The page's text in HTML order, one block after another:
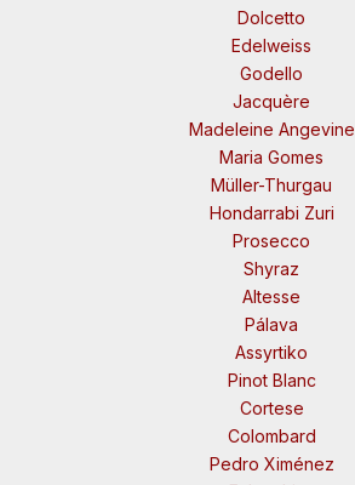
Dolcetto
Edelweiss
Godello
Jacquère
Madeleine Angevine
Maria Gomes
Müller-Thurgau
Hondarrabi Zuri
Prosecco
Shyraz
Altesse
Pálava
Assyrtiko
Pinot Blanc
Cortese
Colombard
Pedro Ximénez